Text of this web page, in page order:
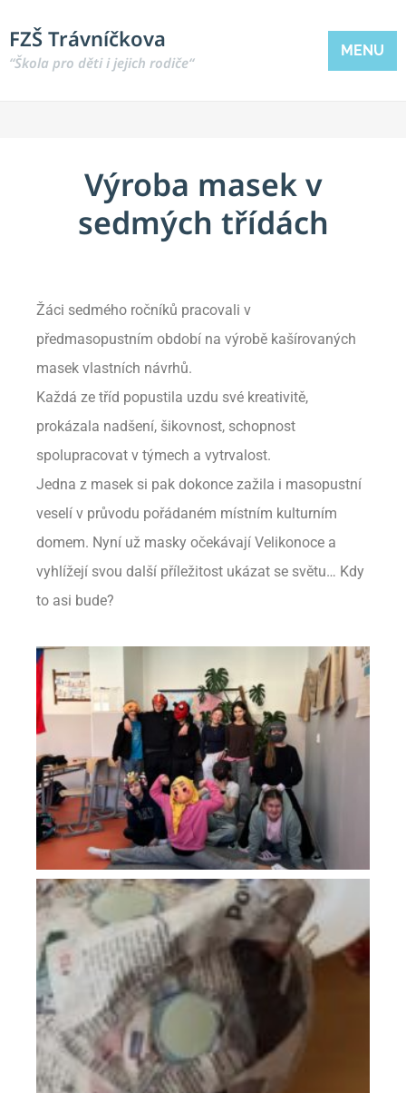
FZŠ Trávníčkova
“Škola pro děti i jejich rodiče“
MENU
Výroba masek v
sedmých třídách
Žáci sedmého ročníků pracovali v
předmasopustním období na výrobě kašírovaných
masek vlastních návrhů.
Každá ze tříd popustila uzdu své kreativitě,
prokázala nadšení, šikovnost, schopnost
spolupracovat v týmech a vytrvalost.
Jedna z masek si pak dokonce zažila i masopustní
veselí v průvodu pořádaném místním kulturním
domem. Nyní už masky očekávají Velikonoce a
vyhlížejí svou další příležitost ukázat se světu… Kdy
to asi bude?